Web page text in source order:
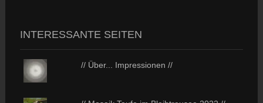
INTERESSANTE SEITEN
// Über... Impressionen //